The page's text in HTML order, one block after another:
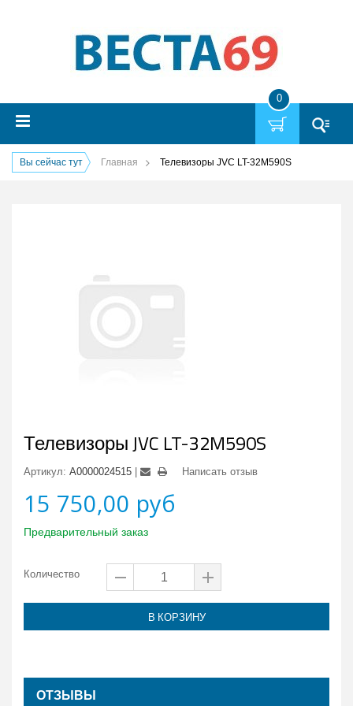
0
Вы сейчас тут Главная Телевизоры JVC LT-32M590S
Телевизоры JVC LT-32M590S
Артикул: А0000024515 Написать отзыв
15 750,00 руб
Предварительный заказ
Количество
В КОРЗИНУ
ОТЗЫВЫ